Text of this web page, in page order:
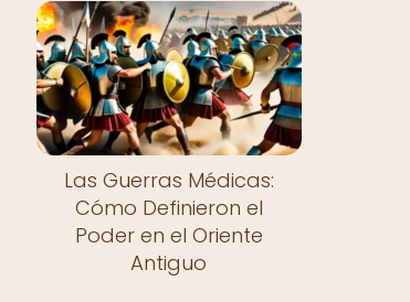
Las Guerras Médicas:
Cómo Definieron el
Poder en el Oriente
Antiguo